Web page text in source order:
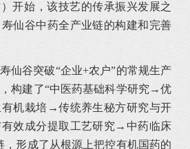
开始，该技艺的传承振兴发展之
仙谷中药全产业链的构建和完善
仙谷突破“企业+农户”的常规生产
构建了“中医药基础科学研究→优
机栽培→传统养生秘方研究与开
效成分提取工艺研究→中药临床
，形成了从根源上把控有机国药的